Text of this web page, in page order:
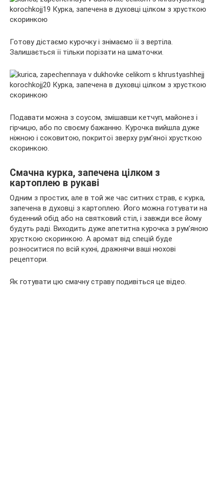
Готову дістаємо курочку і знімаємо її з вертіла.
Залишається її тільки порізати на шматочки.
Подавати можна з соусом, змішавши кетчуп, майонез і
гірчицю, або по своєму бажанню. Курочка вийшла дуже
ніжною і соковитою, покритої зверху рум’яної хрусткою
скоринкою.
Смачна курка, запечена цілком з
картоплею в рукаві
Одним з простих, але в той же час ситних страв, є курка,
запечена в духовці з картоплею. Його можна готувати на
буденний обід або на святковий стіл, і завжди все йому
будуть раді. Виходить дуже апетитна курочка з рум’яною
хрусткою скоринкою. А аромат від спецій буде
розноситися по всій кухні, дражнячи ваші нюхові
рецептори.
Як готувати цю смачну страву подивіться це відео.